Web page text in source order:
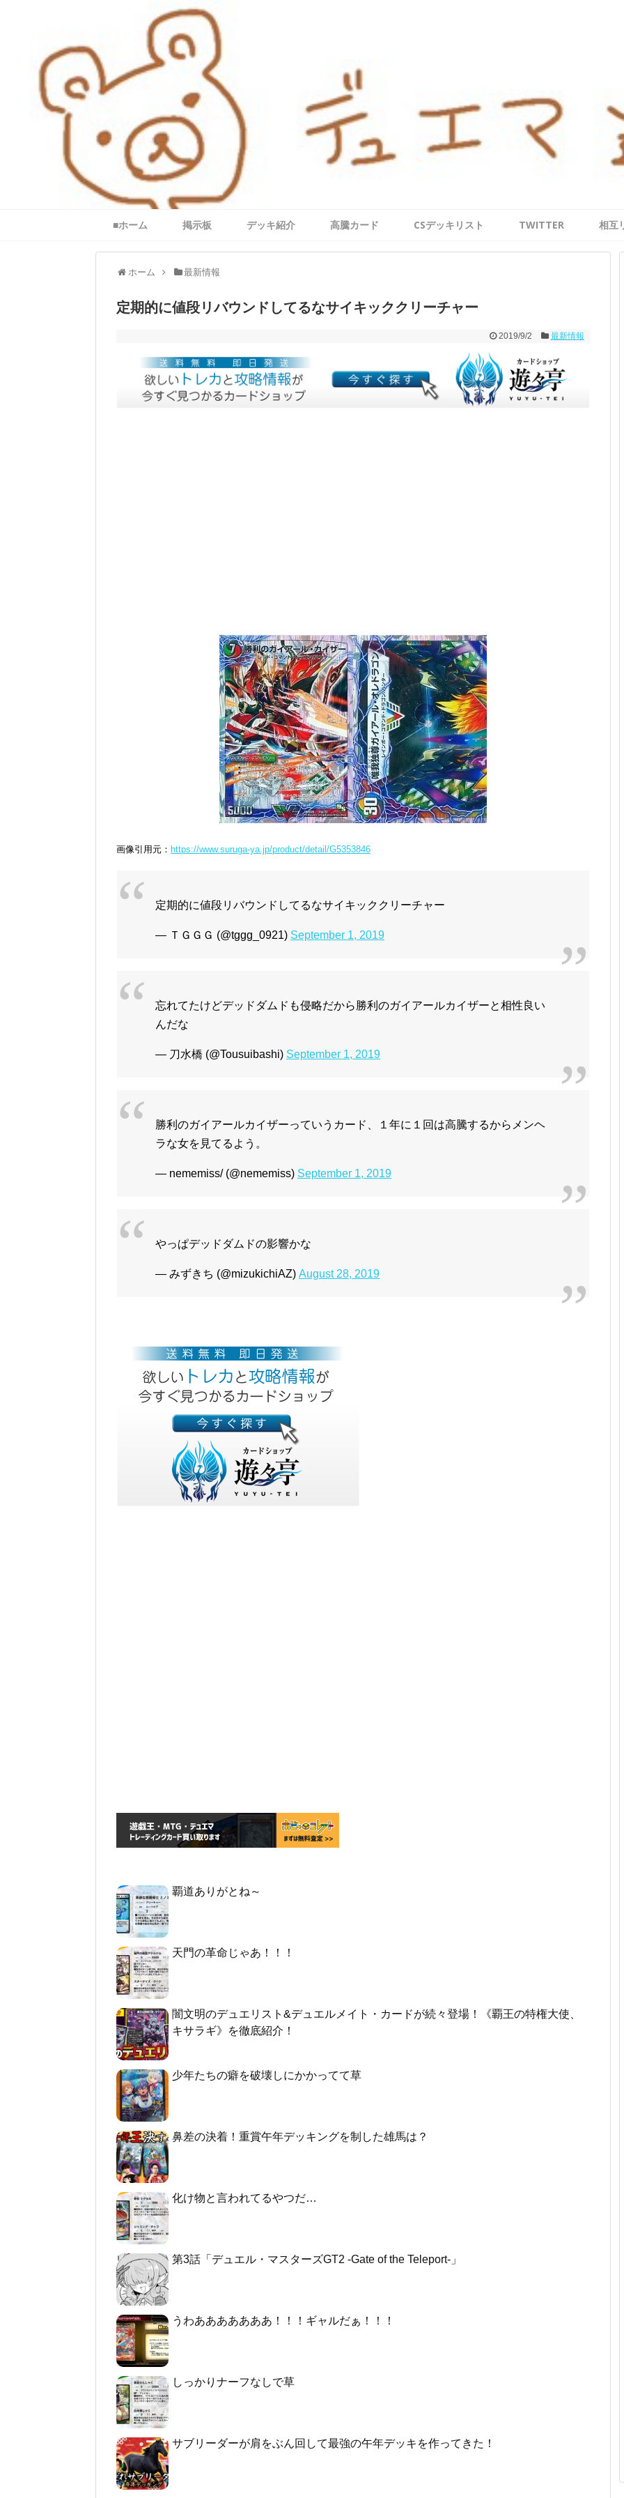
■ホーム 掲示板 デッキ紹介 高騰カード CSデッキリスト TWITTER 相互
ホーム 最新情報
定期的に値段リバウンドしてるなサイキッククリーチャー
2019/9/2 最新情報
画像引用元： https://www.suruga-ya.jp/product/detail/G5353846
定期的に値段リバウンドしてるなサイキッククリーチャー
— ＴＧＧＧ (@tggg_0921) September 1, 2019
忘れてたけどデッドダムドも侵略だから勝利のガイアールカイザーと相性良い
んだな
— 刀水橋 (@Tousuibashi) September 1, 2019
勝利のガイアールカイザーっていうカード、１年に１回は高騰するからメンヘ
ラな女を見てるよう。
— nememiss/ (@nememiss) September 1, 2019
やっぱデッドダムドの影響かな
— みずきち (@mizukichiAZ) August 28, 2019
覇道ありがとね～
天門の革命じゃあ！！！
闇文明のデュエリスト&デュエルメイト・カードが続々登場！《覇王の特権大使、
キサラギ》を徹底紹介！
少年たちの癖を破壊しにかかってて草
鼻差の決着！重賞午年デッキングを制した雄馬は？
化け物と言われてるやつだ…
第3話「デュエル・マスターズGT2 -Gate of the Teleport-」
うわあああああああ！！！ギャルだぁ！！！
しっかりナーフなしで草
サブリーダーが肩をぶん回して最強の午年デッキを作ってきた！